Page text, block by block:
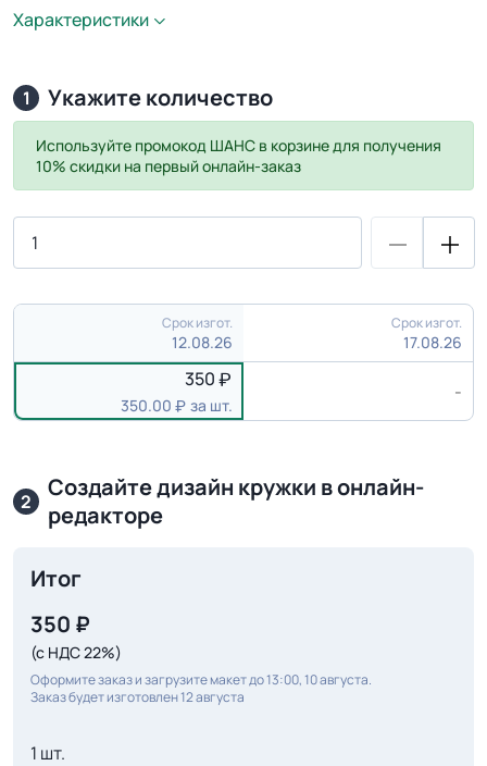
Характеристики
1 Укажите количество
Используйте промокод ШАНС в корзине для получения
10% скидки на первый онлайн-заказ
Срок изгот.
12.08.26
Срок изгот.
17.08.26
350
350.00 за шт.
-
2
Создайте дизайн кружки в онлайн-
редакторе
Итог
350 ₽
(с НДС 22%)
Оформите заказ и загрузите макет до 13:00, 10 августа.
Заказ будет изготовлен 12 августа
1 шт.